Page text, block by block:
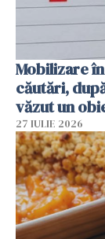
Mobilizare
căutări,
văzut un
27 IULIE 2026